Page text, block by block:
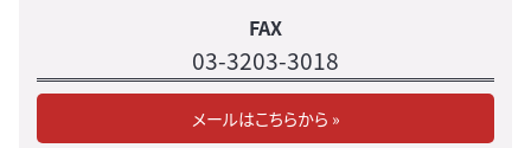
FAX
03-3203-3018
メールはこちらから »